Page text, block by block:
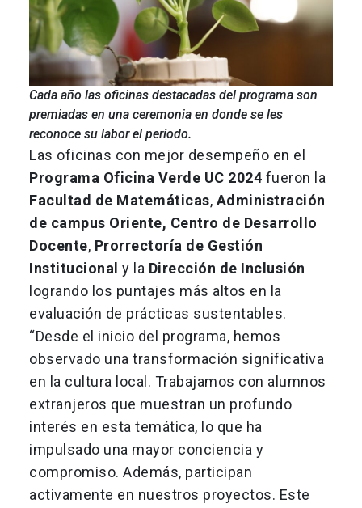
Cada año las oficinas destacadas del programa son
premiadas en una ceremonia en donde se les
reconoce su labor el período.
Las oficinas con mejor desempeño en el
Programa Oficina Verde UC 2024 fueron la
Facultad de Matemáticas, Administración
de campus Oriente, Centro de Desarrollo
Docente, Prorrectoría de Gestión
Institucional y la Dirección de Inclusión
logrando los puntajes más altos en la
evaluación de prácticas sustentables.
“Desde el inicio del programa, hemos
observado una transformación significativa
en la cultura local. Trabajamos con alumnos
extranjeros que muestran un profundo
interés en esta temática, lo que ha
impulsado una mayor conciencia y
compromiso. Además, participan
activamente en nuestros proyectos. Este